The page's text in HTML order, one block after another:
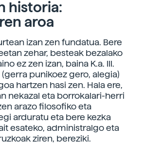
historia:
aroa
izan zen fundatua. Bere
zehar, besteak bezalako
ez zen izan, baina K.a. III.
punikoez gero, alegia)
hartzen hasi zen. Hala ere,
nekazal eta borrokalari-herri
arazo filosofiko eta
arduratu eta bere kezka
esateko, administralgo eta
ziren, bereziki.